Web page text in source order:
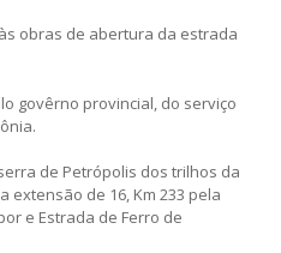
obras de abertura da estrada
govêrno provincial, do serviço
de Petrópolis dos trilhos da
de 16, Km 233 pela
e Estrada de Ferro de